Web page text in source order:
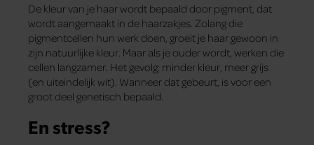
De kleur van je haar wordt bepaald door pigment, dat
wordt aangemaakt in de haarzakjes. Zolang die
pigmentcellen hun werk doen, groeit je haar gewoon in
zijn natuurlijke kleur. Maar als je ouder wordt, werken die
cellen langzamer. Het gevolg: minder kleur, meer grijs
(en uiteindelijk wit). Wanneer dat gebeurt, is voor een
groot deel genetisch bepaald.
En stress?